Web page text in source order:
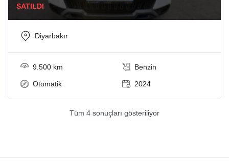
SATILDI
Diyarbakır
9.500 km Benzin
Otomatik 2024
Tüm 4 sonuçları gösteriliyor